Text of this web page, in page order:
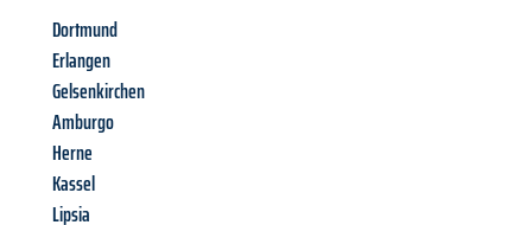
Dortmund
Erlangen
Gelsenkirchen
Amburgo
Herne
Kassel
Lipsia